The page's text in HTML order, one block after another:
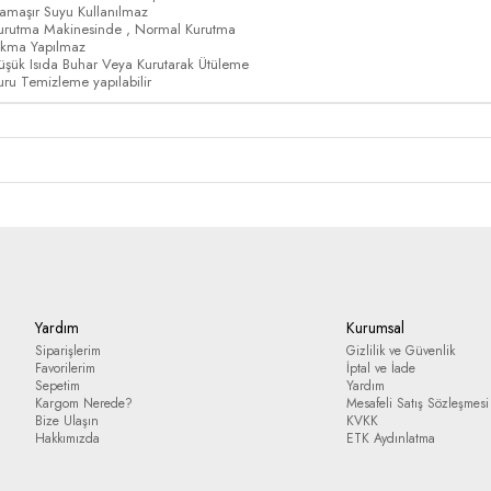
Suyu Kullanılmaz
Makinesinde , Normal Kurutma
Yapılmaz
Isıda Buhar Veya Kurutarak Ütüleme
Temizleme yapılabilir
Yardım
Siparişlerim
Favorilerim
Sepetim
Kargom Nerede?
Bize Ulaşın
Hakkımızda
Kurumsal
Gizlilik ve Güvenlik
İptal ve İade
Yardım
Mesafeli Satış Sözleşmesi
KVKK
ETK Aydınlatma